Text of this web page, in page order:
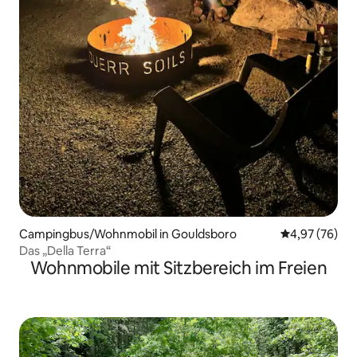
Campingbus/Wohnmobil in Gouldsboro
4,97 (76)
Das „Della Terra“
Wohnmobile mit Sitzbereich im Freien